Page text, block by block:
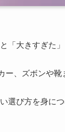
「大きすぎた
ー、ズボンや靴
選び方を身に